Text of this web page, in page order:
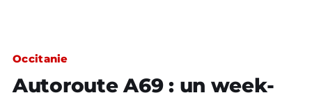
Occitanie
Autoroute A69 : un week-